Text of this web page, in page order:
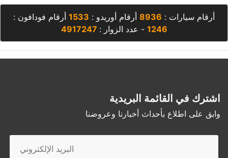
أرقام سيارات : 8936 أرقام أوريدو : 1533 أرقام فودافون :
1246 - عدد الزوار :4917247
اشترك في القائمة البريدية
وابق على اطلاع بأحداث أخبارنا وعروضنا